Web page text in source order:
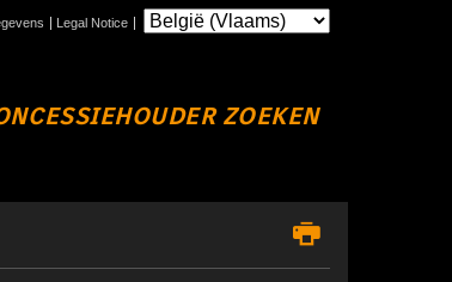
Legal Notice
ZOEKEN